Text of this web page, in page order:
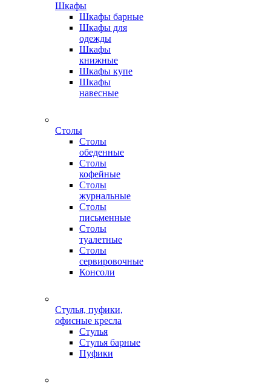
Шкафы
Шкафы барные
Шкафы для
одежды
Шкафы
книжные
Шкафы купе
Шкафы
навесные
Столы
Столы
обеденные
Столы
кофейные
Столы
журнальные
Столы
письменные
Столы
туалетные
Столы
сервировочные
Консоли
Стулья, пуфики,
офисные кресла
Стулья
Стулья барные
Пуфики